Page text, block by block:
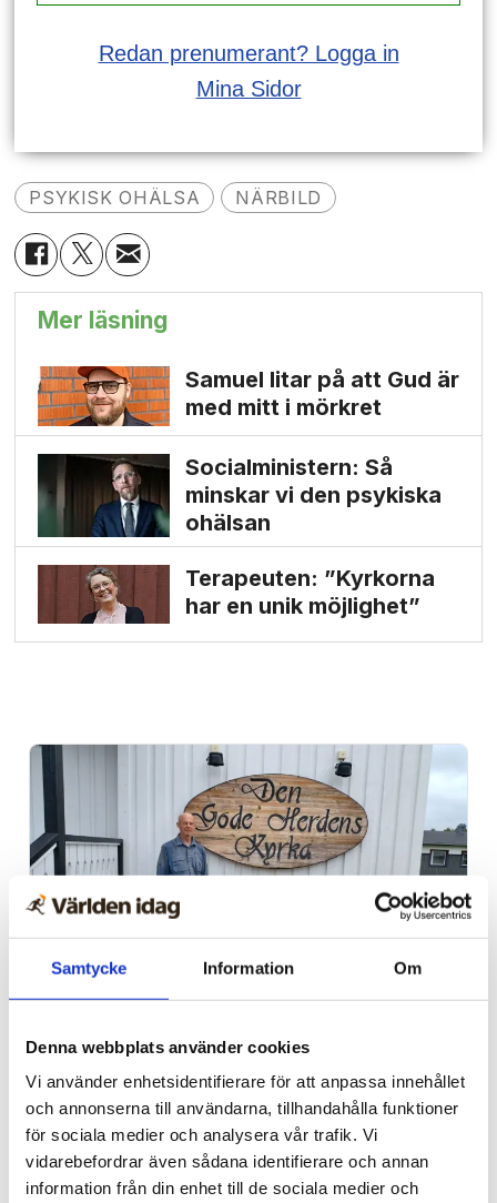
Samtycke Information Om
Denna webbplats använder cookies
Vi använder enhetsidentifierare för att anpassa innehållet
och annonserna till användarna, tillhandahålla funktioner
för sociala medier och analysera vår trafik. Vi
vidarebefordrar även sådana identifierare och annan
information från din enhet till de sociala medier och
Redan prenumerant? Logga in
Mina Sidor
PSYKISK OHÄLSA NÄRBILD
Mer läsning
Samuel litar på att Gud är
med mitt i mörkret
Socialministern: Så
minskar vi den psykiska
ohälsan
Terapeuten: ”Kyrkorna
har en unik möjlighet”
Sommarkonferens
Nu inleder Bönetåget sin
långa konferens – i
nordligaste Norrland